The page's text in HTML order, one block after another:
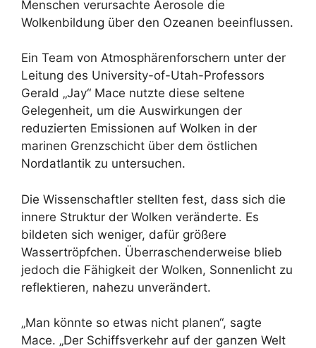
Menschen verursachte Aerosole die
Wolkenbildung über den Ozeanen beeinflussen.
Ein Team von Atmosphärenforschern unter der
Leitung des University-of-Utah-Professors
Gerald „Jay“ Mace nutzte diese seltene
Gelegenheit, um die Auswirkungen der
reduzierten Emissionen auf Wolken in der
marinen Grenzschicht über dem östlichen
Nordatlantik zu untersuchen.
Die Wissenschaftler stellten fest, dass sich die
innere Struktur der Wolken veränderte. Es
bildeten sich weniger, dafür größere
Wassertröpfchen. Überraschenderweise blieb
jedoch die Fähigkeit der Wolken, Sonnenlicht zu
reflektieren, nahezu unverändert.
„Man könnte so etwas nicht planen“, sagte
Mace. „Der Schiffsverkehr auf der ganzen Welt